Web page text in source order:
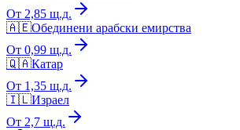
От 2,85 щ.д.
🇦🇪Обединени арабски емирства
От 0,99 щ.д.
🇶🇦Катар
От 1,35 щ.д.
🇮🇱Израел
От 2,7 щ.д.